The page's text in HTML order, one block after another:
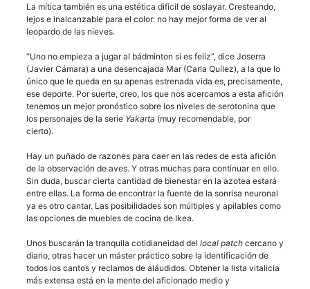
La mítica también es una estética difícil de soslayar. Cresteando,
lejos e inalcanzable para el color: no hay mejor forma de ver al
leopardo de las nieves.
“Uno no empieza a jugar al bádminton si es feliz”, dice Joserra
(Javier Cámara) a una desencajada Mar (Carla Quílez), a la que lo
único que le queda en su apenas estrenada vida es, precisamente,
ese deporte. Por suerte, creo, los que nos acercamos a esta afición
tenemos un mejor pronóstico sobre los niveles de serotonina que
los personajes de la serie Yakarta (muy recomendable, por
cierto).
Hay un puñado de razones para caer en las redes de esta afición
de la observación de aves. Y otras muchas para continuar en ello.
Sin duda, buscar cierta cantidad de bienestar en la azotea estará
entre ellas. La forma de encontrar la fuente de la sonrisa neuronal
ya es otro cantar. Las posibilidades son múltiples y apilables como
las opciones de muebles de cocina de Ikea.
Unos buscarán la tranquila cotidianeidad del local patch cercano y
diario, otras hacer un máster práctico sobre la identificación de
todos los cantos y reclamos de aláudidos. Obtener la lista vitalicia
más extensa está en la mente del aficionado medio y